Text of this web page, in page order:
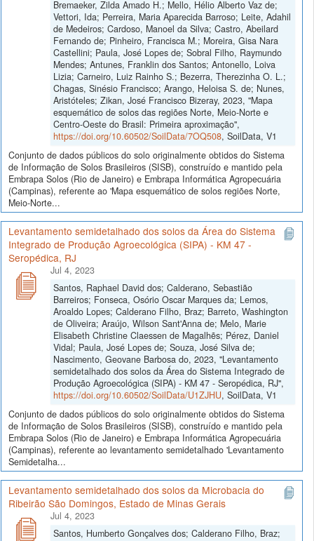
Bremaeker, Zilda Amado H.; Mello, Hélio Alberto Vaz de;
Vettori, Ida; Perreira, Maria Aparecida Barroso; Leite, Adahil
de Medeiros; Cardoso, Manoel da Silva; Castro, Abeilard
Fernando de; Pinheiro, Francisca M.; Moreira, Gisa Nara
Castellini; Paula, José Lopes de; Sobral Filho, Raymundo
Mendes; Antunes, Franklin dos Santos; Antonello, Loiva
Lizia; Carneiro, Luiz Rainho S.; Bezerra, Therezinha O. L.;
Chagas, Sinésio Francisco; Arango, Heloisa S. de; Nunes,
Aristóteles; Zikan, José Francisco Bizeray, 2023, "Mapa
esquemático de solos das regiões Norte, Meio-Norte e
Centro-Oeste do Brasil: Primeira aproximação",
https://doi.org/10.60502/SoilData/7OQ508, SoilData, V1
Conjunto de dados públicos do solo originalmente obtidos do Sistema
de Informação de Solos Brasileiros (SISB), construído e mantido pela
Embrapa Solos (Rio de Janeiro) e Embrapa Informática Agropecuária
(Campinas), referente ao 'Mapa esquemático de solos regiões Norte,
Meio-Norte...
Levantamento semidetalhado dos solos da Área do Sistema
Integrado de Produção Agroecológica (SIPA) - KM 47 -
Seropédica, RJ
Jul 4, 2023
Santos, Raphael David dos; Calderano, Sebastião
Barreiros; Fonseca, Osório Oscar Marques da; Lemos,
Aroaldo Lopes; Calderano Filho, Braz; Barreto, Washington
de Oliveira; Araújo, Wilson Sant'Anna de; Melo, Marie
Elisabeth Christine Claessen de Magalhẽs; Pérez, Daniel
Vidal; Paula, José Lopes de; Souza, José Silva de;
Nascimento, Geovane Barbosa do, 2023, "Levantamento
semidetalhado dos solos da Área do Sistema Integrado de
Produção Agroecológica (SIPA) - KM 47 - Seropédica, RJ",
https://doi.org/10.60502/SoilData/U1ZJHU, SoilData, V1
Conjunto de dados públicos do solo originalmente obtidos do Sistema
de Informação de Solos Brasileiros (SISB), construído e mantido pela
Embrapa Solos (Rio de Janeiro) e Embrapa Informática Agropecuária
(Campinas), referente ao levantamento semidetalhado 'Levantamento
Semidetalha...
Levantamento semidetalhado dos solos da Microbacia do
Ribeirão São Domingos, Estado de Minas Gerais
Jul 4, 2023
Santos, Humberto Gonçalves dos; Calderano Filho, Braz;